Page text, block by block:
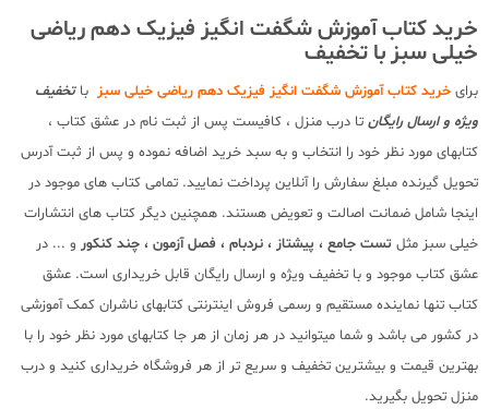
خرید کتاب آموزش شگفت انگیز فیزیک دهم ریاضی
خیلی سبز با تخفیف
برای خرید کتاب آموزش شگفت انگیز فیزیک دهم ریاضی خیلی سبز باتخفیف
ویژه و ارسال رایگان تا درب منزل ، کافیست پس از ثبت نام در عشق کتاب ،
کتابهای مورد نظر خود را انتخاب و به سبد خرید اضافه نموده و پس از ثبت آدرس
تحویل گیرنده مبلغ سفارش را آنلاین پرداخت نمایید. تمامی کتاب های موجود در
اینجا شامل ضمانت اصالت و تعویض هستند. همچنین دیگر کتاب های انتشارات
خیلی سبز مثل تست جامع ، پیشتاز ، نردبام ، فصل آزمون ، چند کنکور و ... در
عشق کتاب موجود و با تخفیف ویژه و ارسال رایگان قابل خریداری است. عشق
کتاب تنها نماینده مستقیم و رسمی فروش اینترنتی کتابهای ناشران کمک آموزشی
در کشور می باشد و شما میتوانید در هر زمان از هر جا کتابهای مورد نظر خود را با
بهترین قیمت و بیشترین تخفیف و سریع تر از هر فروشگاه خریداری کنید و درب
منزل تحویل بگیرید.